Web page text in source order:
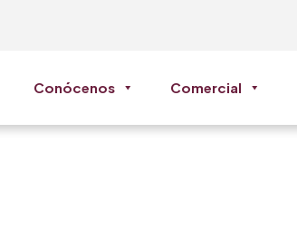
Conócenos Comercial